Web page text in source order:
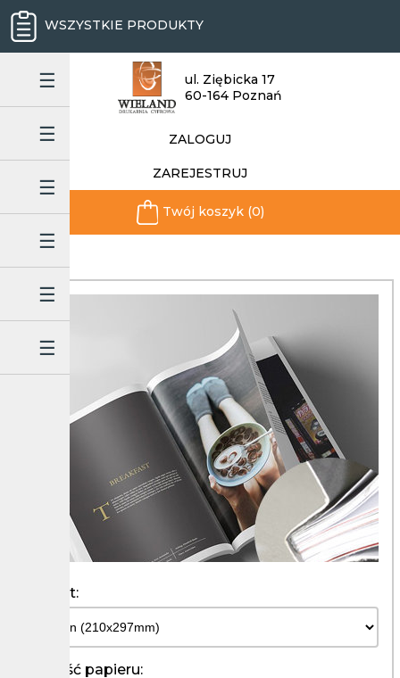
WSZYSTKIE PRODUKTY
ul. Ziębicka 17
60-164 Poznań
ZALOGUJ
ZAREJESTRUJ
Twój koszyk (0)
Format:
Grubość papieru: